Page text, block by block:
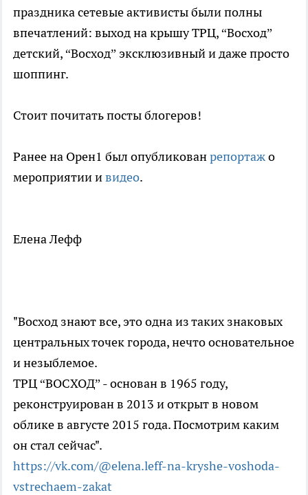
праздника сетевые активисты были полны
впечатлений: выход на крышу ТРЦ, “Восход”
детский, “Восход” эксклюзивный и даже просто
шоппинг.
Стоит почитать посты блогеров!
Ранее на Орен1 был опубликованрепортажо
мероприятии ивидео.
Елена Лефф
"Восход знают все, это одна из таких знаковых
центральных точек города, нечто основательное
и незыблемое.
ТРЦ “ВОСХОД” - основан в 1965 году,
реконструирован в 2013 и открыт в новом
облике в августе 2015 года. Посмотрим каким
он стал сейчас".
https://vk.com/@elena.leff-na-kryshe-voshoda-
vstrechaem-zakat